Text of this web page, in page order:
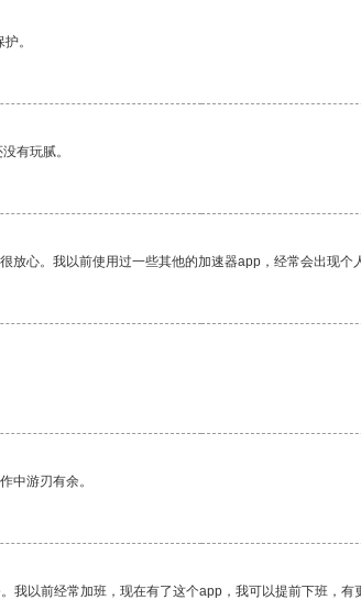
。
有玩腻。
心。我以前使用过一些其他的加速器app，经常会出现个
中游刃有余。
以前经常加班，现在有了这个app，我可以提前下班，有